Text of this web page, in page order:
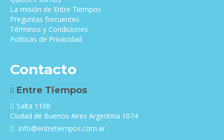
La misión de Entre Tiempos
Preguntas frecuentes
Términos y Condiciones
Politicas de Privacidad
Contacto
Entre Tiempos
Salta 1108
Ciudad de Buenos Aires Argentina 1074
info@entretiempos.com.ar